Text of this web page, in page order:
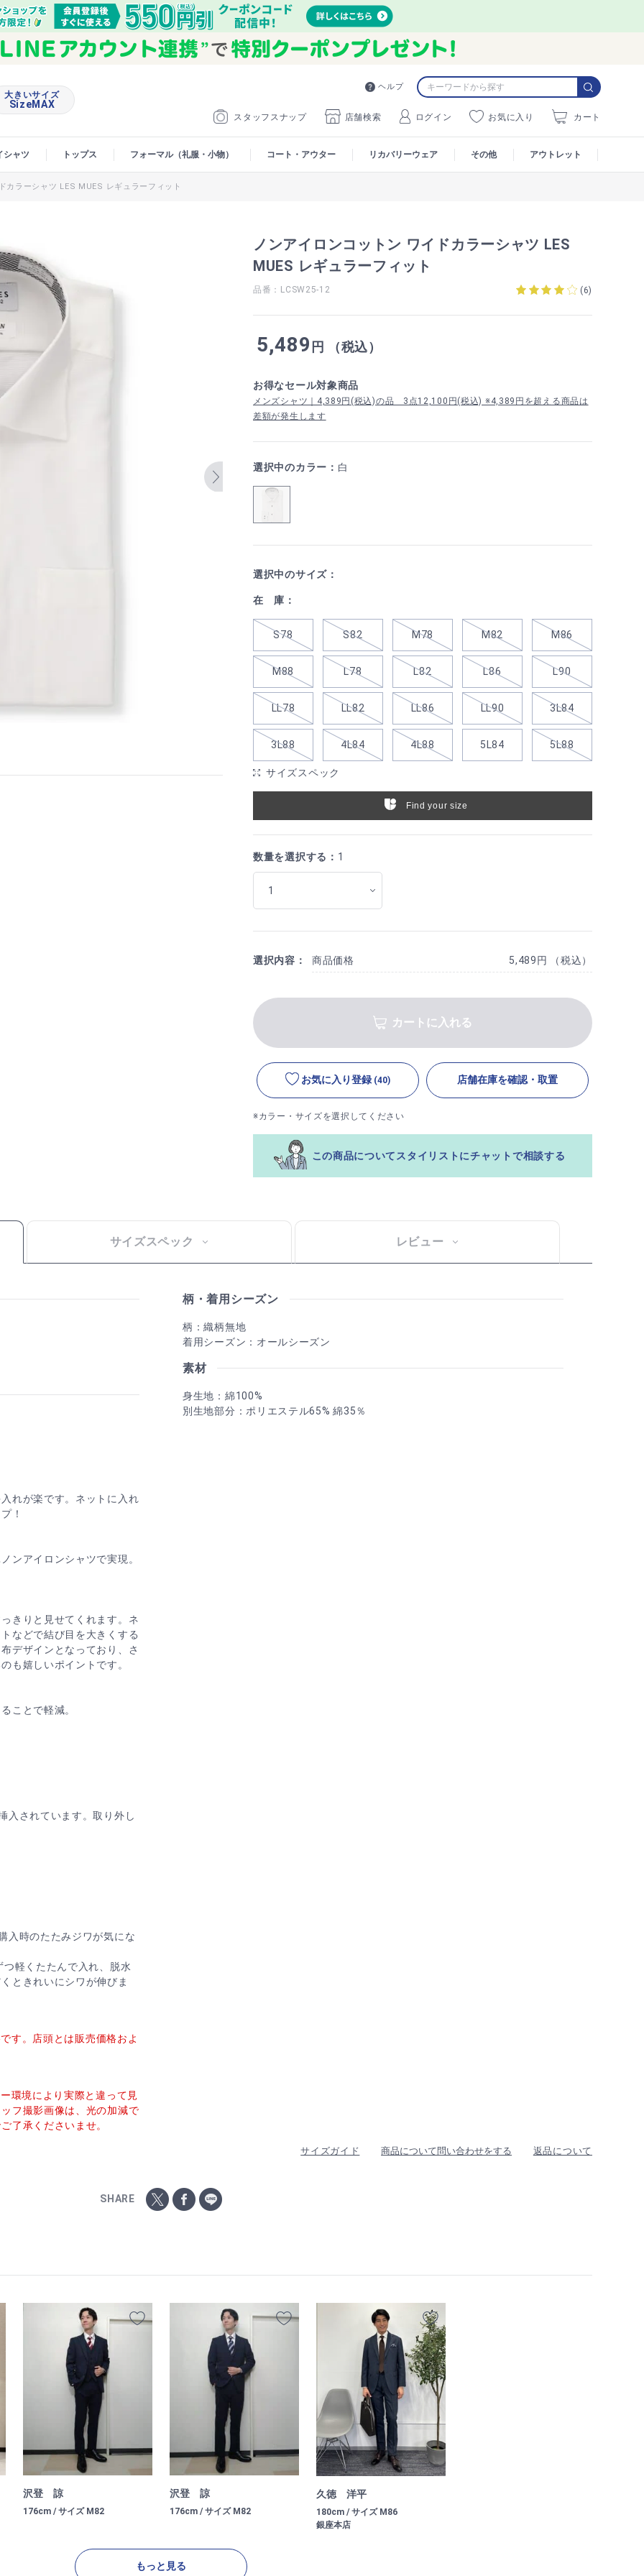
ヘルプ
スタッフスナップ 店舗検索 ログイン お気に入り カート
大きいサイズ
SizeMAX
シャツ トップス フォーマル（礼服・小物） コート・アウター リカバリーウェア その他 アウトレット
カラーシャツ LES MUES レギュラーフィット
ノンアイロンコットン ワイドカラーシャツ LES
MUES レギュラーフィット
品番：LCSW25-12 (6)
5,489 円 （税込）
お得なセール対象商品
メンズシャツ｜4,389円(税込)の品 3点12,100円(税込) ※4,389円を超える商品は
差額が発生します
選択中のカラー： 白
選択中のサイズ：
在 庫：
S78 S82 M78 M82 M86
M88 L78 L82 L86 L90
LL78 LL82 LL86 LL90 3L84
3L88 4L84 4L88 5L84 5L88
サイズスペック
Find your size
数量を選択する： 1
選択内容： 商品価格 5,489円 （税込）
カートに入れる
お気に入り登録 (40) 店舗在庫を確認・取置
※カラー・サイズを選択してください
この商品についてスタイリストにチャットで相談する
サイズスペック レビュー
れが楽です。ネットに入れ
！
ンアイロンシャツで実現。
きりと見せてくれます。ネ
などで結び目を大きくする
デザインとなっており、さ
も嬉しいポイントです。
ことで軽減。
入されています。取り外し
入時のたたみジワが気にな
軽くたたんで入れ、脱水
ときれいにシワが伸びま
す。店頭とは販売価格およ
環境により実際と違って見
フ撮影画像は、光の加減で
了承くださいませ。
柄・着用シーズン
柄：織柄無地
着用シーズン：オールシーズン
素材
身生地：綿100%
別生地部分：ポリエステル65% 綿35％
サイズガイド 商品について問い合わせをする 返品について
SHARE
沢登 諒
176cm / サイズ M82
沢登 諒
176cm / サイズ M82
久徳 洋平
180cm / サイズ M86
銀座本店
もっと見る